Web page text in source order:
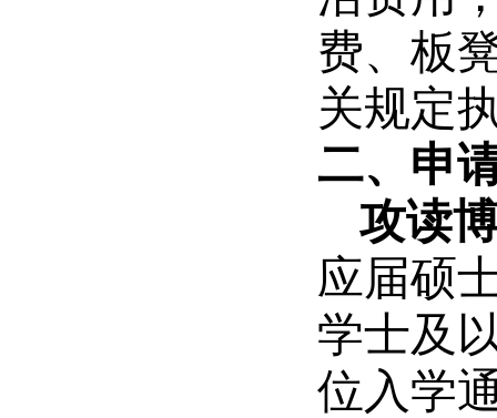
费、板
关规定
二、申
攻读
应届硕
学士及
位入学